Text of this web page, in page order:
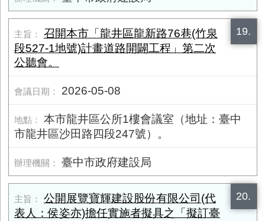
19.
召開本市「龍井區龍新路76巷(竹泉
段527-1地號)計畫道路開闢工程」第二次
公聽會。
2026-05-08
本市龍井區公所1樓會議室（地址：臺中
市龍井區沙田路四段247號）。
臺中市政府建設局
20.
公開展覽寶輝建設股份有限公司(代
表人：侯姿亦)擔任實施者擬具之「擬訂臺